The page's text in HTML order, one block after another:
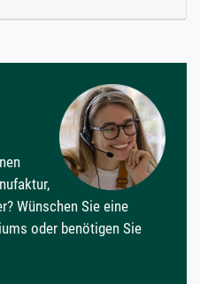
Wünschen Sie eine
oder benötigen Sie